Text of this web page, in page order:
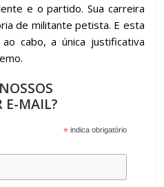
e o partido. Sua carreira
de militante petista. E esta
cabo, a única justificativa
E-MAIL?
* indica obrigatório